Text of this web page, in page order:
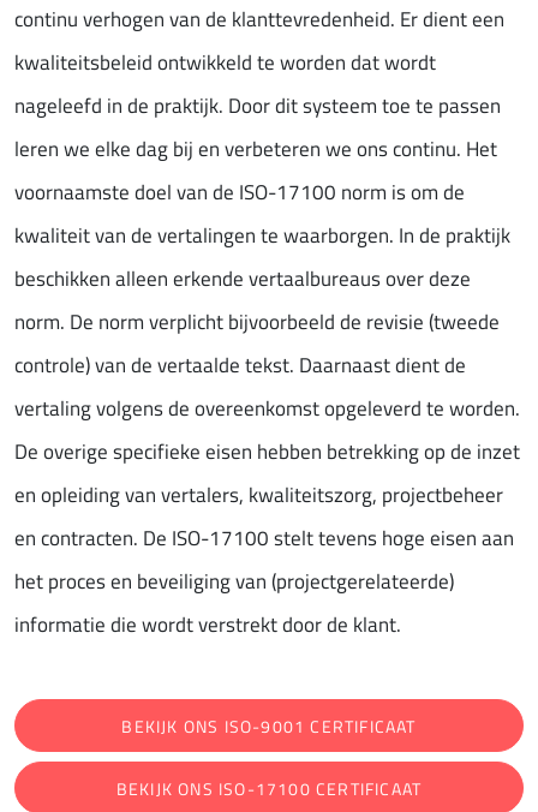
continu verhogen van de klanttevredenheid. Er dient een
kwaliteitsbeleid ontwikkeld te worden dat wordt
nageleefd in de praktijk. Door dit systeem toe te passen
leren we elke dag bij en verbeteren we ons continu. Het
voornaamste doel van de ISO-17100 norm is om de
kwaliteit van de vertalingen te waarborgen. In de praktijk
beschikken alleen erkende vertaalbureaus over deze
norm. De norm verplicht bijvoorbeeld de revisie (tweede
controle) van de vertaalde tekst. Daarnaast dient de
vertaling volgens de overeenkomst opgeleverd te worden.
De overige specifieke eisen hebben betrekking op de inzet
en opleiding van vertalers, kwaliteitszorg, projectbeheer
en contracten. De ISO-17100 stelt tevens hoge eisen aan
het proces en beveiliging van (projectgerelateerde)
informatie die wordt verstrekt door de klant.
BEKIJK ONS ISO-9001 CERTIFICAAT
BEKIJK ONS ISO-17100 CERTIFICAAT